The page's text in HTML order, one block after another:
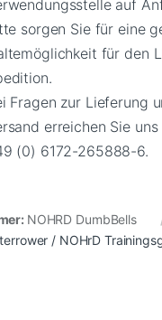
auf
sorgen Sie für eine
für den
Fragen zur Lieferung
erreichen Sie
(0) 6172-265888-6.
NOHRD DumbBells
/ NOHrD